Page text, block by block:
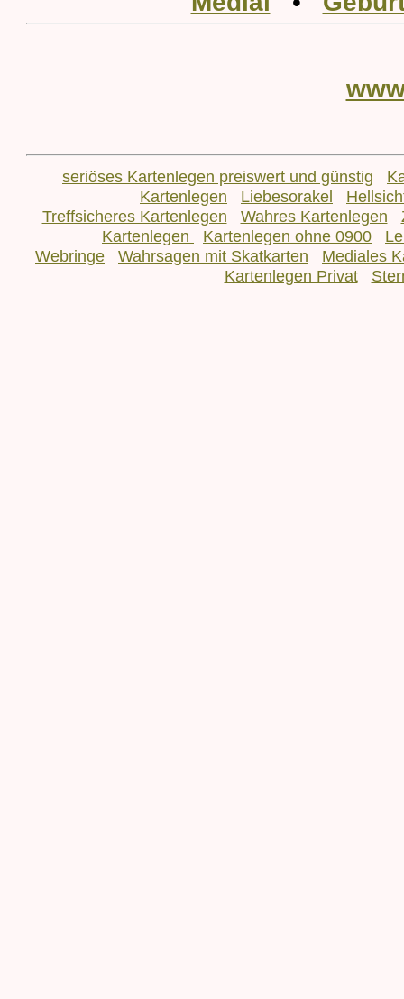
seriöses Kartenlegen preiswert und günstig
Kartenlegen
Liebesorakel
Treffsicheres Kartenlegen
Wahres Kartenlegen
Kartenlegen
Kartenlegen ohne 0900
Webringe
Wahrsagen mit Skatkarten
Mediales
Kartenlegen Privat